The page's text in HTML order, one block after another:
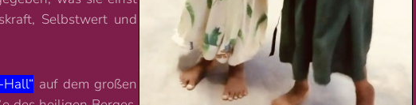
Selbstwert und
auf dem großen